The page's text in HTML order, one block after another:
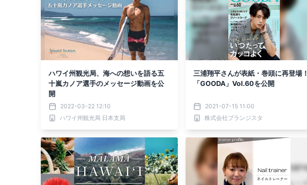
ハワイ州観光局、海への想いを語る五
十嵐カノア選手のメッセージ動画を公
開
2022-03-22 12:10
ハワイ州観光局 日本支局
三浦翔平さんが表紙・巻頭に再登場！
「GOODA」Vol.60を公開
2021-07-15 11:00
株式会社ブランジスタ